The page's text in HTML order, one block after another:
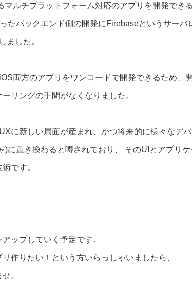
マルチプラットフォーム対応のアプリを開発でき
たバックエンド側の開発にFirebaseというサー
ました。
両方のアプリをワンコードで開発できるため、
リングの手間がなくなりました。
に新しい局面が産まれ、かつ将来的に様々なデ
)に置き換わると噂されており、 そのUIとアプリ
です。
ップしていく予定です。
作りたい！という方いらっしゃいましたら、
。